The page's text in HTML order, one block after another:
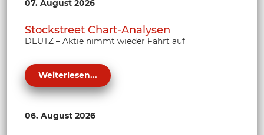
07. August 2026
Stockstreet Chart-Analysen
DEUTZ – Aktie nimmt wieder Fahrt auf
Weiterlesen...
06. August 2026